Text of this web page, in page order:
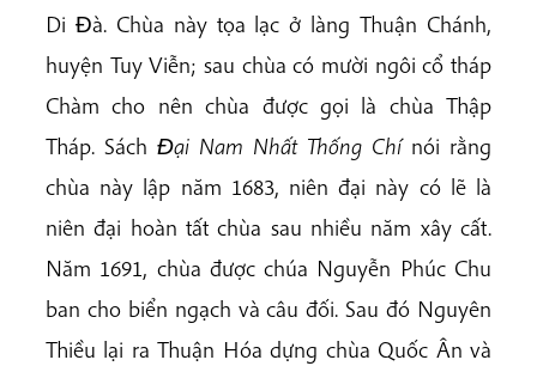
Di Ðà. Chùa này tọa lạc ở làng Thuận Chánh,
huyện Tuy Viễn; sau chùa có mười ngôi cổ tháp
Chàm cho nên chùa được gọi là chùa Thập
Tháp. Sách Ðại Nam Nhất Thống Chí nói rằng
chùa này lập năm 1683, niên đại này có lẽ là
niên đại hoàn tất chùa sau nhiều năm xây cất.
Năm 1691, chùa được chúa Nguyễn Phúc Chu
ban cho biển ngạch và câu đối. Sau đó Nguyên
Thiều lại ra Thuận Hóa dựng chùa Quốc Ân và